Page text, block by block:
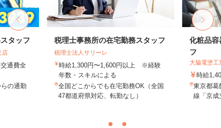
タッフ
店
通費全
の通勤
税理士事務所の在宅勤務スタッフ
税理士法人サリーレ
時給1,300円〜1,600円以上 ※経験
年数・スキルによる
全国どこからでも在宅勤務OK（全国
47都道府県対応、転勤なし）
化粧品容
フ
大脇電塗工
時給
東京都葛
線「京成